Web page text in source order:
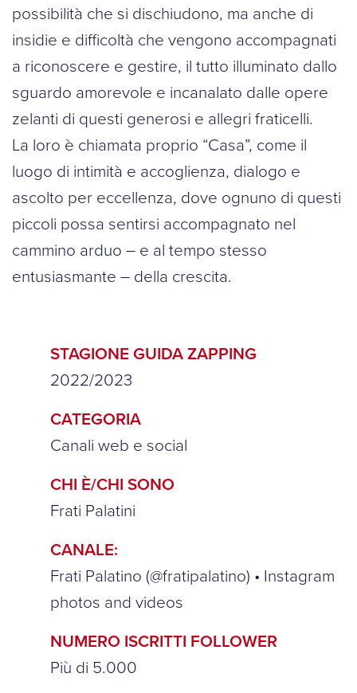
possibilità che si dischiudono, ma anche di
insidie e difficoltà che vengono accompagnati
a riconoscere e gestire, il tutto illuminato dallo
sguardo amorevole e incanalato dalle opere
zelanti di questi generosi e allegri fraticelli.
La loro è chiamata proprio “Casa”, come il
luogo di intimità e accoglienza, dialogo e
ascolto per eccellenza, dove ognuno di questi
piccoli possa sentirsi accompagnato nel
cammino arduo – e al tempo stesso
entusiasmante – della crescita.
STAGIONE GUIDA ZAPPING
2022/2023
CATEGORIA
Canali web e social
CHI È/CHI SONO
Frati Palatini
CANALE:
Frati Palatino (@fratipalatino) • Instagram
photos and videos
NUMERO ISCRITTI FOLLOWER
Più di 5.000